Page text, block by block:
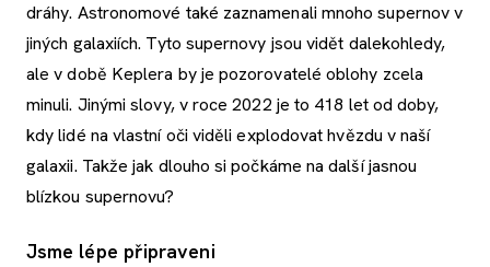
dráhy. Astronomové také zaznamenali mnoho supernov v
jiných galaxiích. Tyto supernovy jsou vidět dalekohledy,
ale v době Keplera by je pozorovatelé oblohy zcela
minuli. Jinými slovy, v roce 2022 je to 418 let od doby,
kdy lidé na vlastní oči viděli explodovat hvězdu v naší
galaxii. Takže jak dlouho si počkáme na další jasnou
blízkou supernovu?
Jsme lépe připraveni